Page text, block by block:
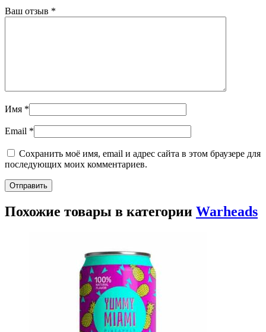
Ваш отзыв *
Имя *
Email *
Сохранить моё имя, email и адрес сайта в этом браузере для
последующих моих комментариев.
Похожие товары в категории Warheads